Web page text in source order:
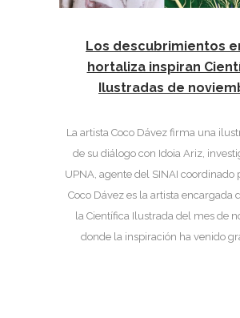
Los descubrimientos
hortaliza inspiran
Ilustradas de
La artista Coco Dávez firma una
de su diálogo con Idoia Ariz,
UPNA, agente del SINAI coordinado
Coco Dávez es la artista encargada
la Científica Ilustrada del mes de
donde la inspiración ha venido